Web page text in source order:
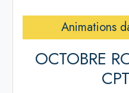
Animations
OCTOBRE